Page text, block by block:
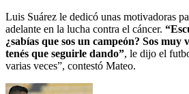
Luis Suárez le dedicó unas motivadoras
adelante en la lucha contra el cáncer.
¿sabías que sos un campeón? Sos
tenés que seguirle dando”, le dijo el
varias veces”, contestó Mateo.